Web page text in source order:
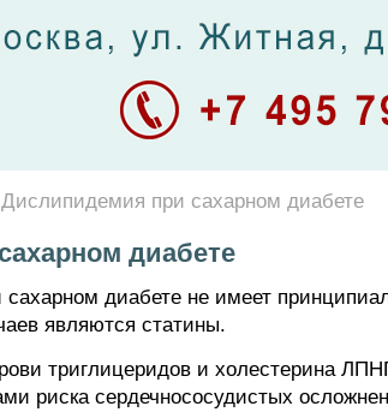
Дислипидемия при сахарном диабете
диабете
диабете не имеет
являются статины.
триглицеридов и холестерина
риска сердечнососудистых